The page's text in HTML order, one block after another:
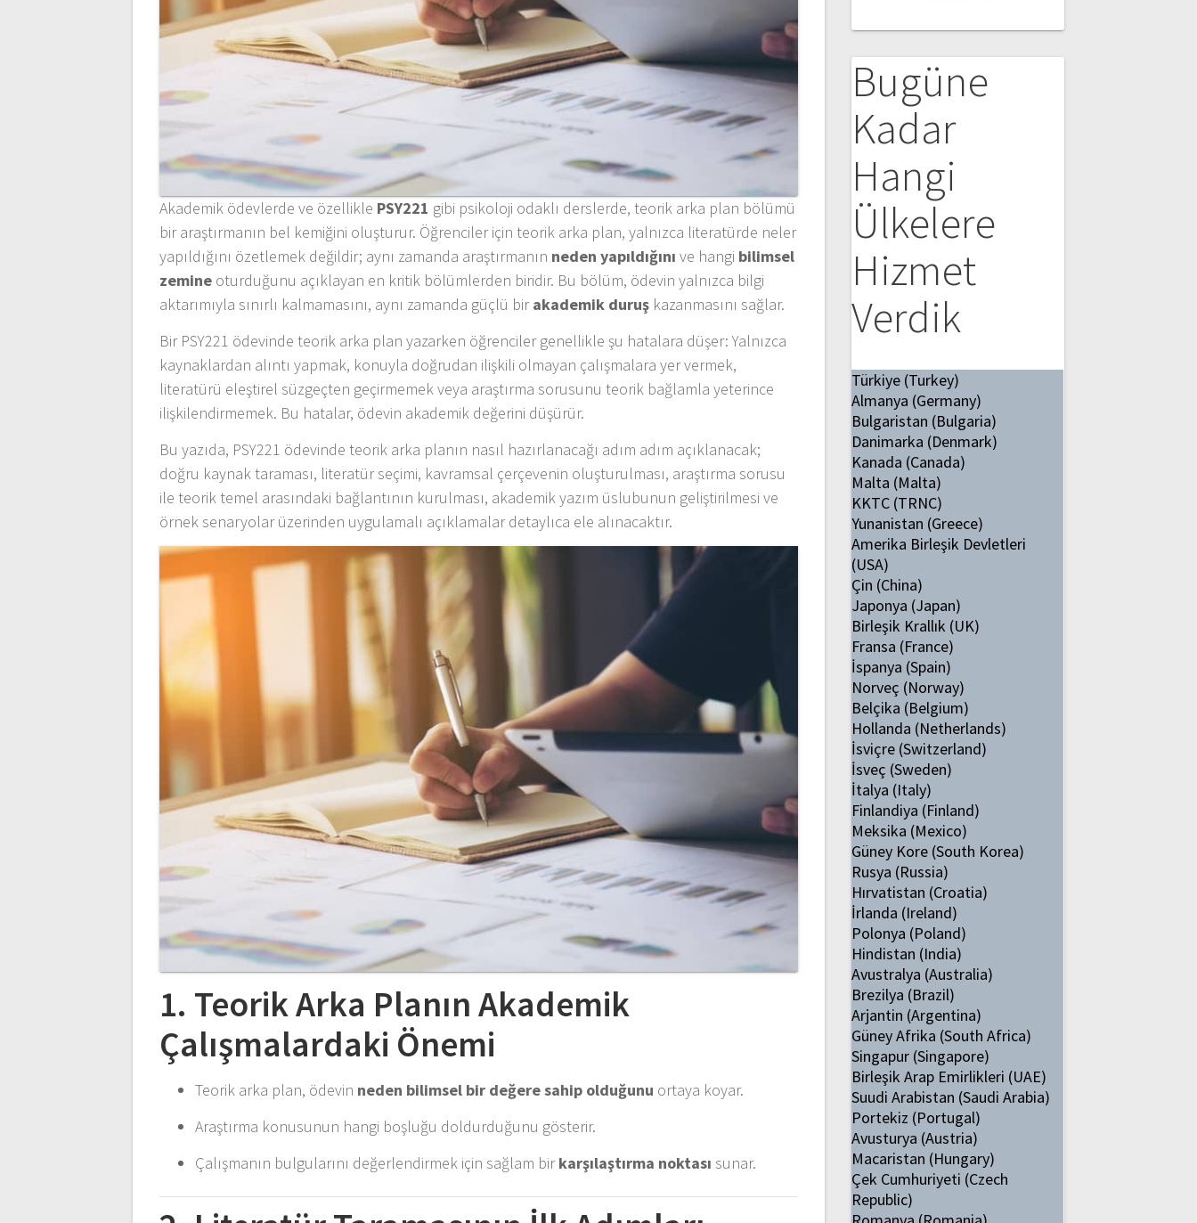
Akademik ödevlerde ve özellikle PSY221 gibi psikoloji odaklı derslerde, teorik arka plan bölümü
bir araştırmanın bel kemiğini oluşturur. Öğrenciler için teorik arka plan, yalnızca literatürde neler
yapıldığını özetlemek değildir; aynı zamanda araştırmanın neden yapıldığını ve hangi bilimsel
zemine oturduğunu açıklayan en kritik bölümlerden biridir. Bu bölüm, ödevin yalnızca bilgi
aktarımıyla sınırlı kalmamasını, aynı zamanda güçlü birakademik duruş kazanmasını sağlar.
Bir PSY221 ödevinde teorik arka plan yazarken öğrenciler genellikle şu hatalara düşer: Yalnızca
kaynaklardan alıntı yapmak, konuyla doğrudan ilişkili olmayan çalışmalara yer vermek,
literatürü eleştirel süzgeçten geçirmemek veya araştırma sorusunu teorik bağlamla yeterince
ilişkilendirmemek. Bu hatalar, ödevin akademik değerini düşürür.
Bu yazıda, PSY221 ödevinde teorik arka planın nasıl hazırlanacağı adım adım açıklanacak;
doğru kaynak taraması, literatür seçimi, kavramsal çerçevenin oluşturulması, araştırma sorusu
ile teorik temel arasındaki bağlantının kurulması, akademik yazım üslubunun geliştirilmesi ve
örnek senaryolar üzerinden uygulamalı açıklamalar detaylıca ele alınacaktır.
1. Teorik Arka Planın Akademik
Çalışmalardaki Önemi
Teorik arka plan, ödevin neden bilimsel bir değere sahip olduğunu ortaya koyar.
Araştırma konusunun hangi boşluğu doldurduğunu gösterir.
Çalışmanın bulgularını değerlendirmek için sağlam birkarşılaştırma noktası sunar.
Bugüne
Kadar
Hangi
Ülkelere
Hizmet
Verdik
Türkiye (Turkey)
Almanya (Germany)
Bulgaristan (Bulgaria)
Danimarka (Denmark)
Kanada (Canada)
Malta (Malta)
KKTC (TRNC)
Yunanistan (Greece)
Amerika Birleşik Devletleri
(USA)
Çin (China)
Japonya (Japan)
Birleşik Krallık (UK)
Fransa (France)
İspanya (Spain)
Norveç (Norway)
Belçika (Belgium)
Hollanda (Netherlands)
İsviçre (Switzerland)
İsveç (Sweden)
İtalya (Italy)
Finlandiya (Finland)
Meksika (Mexico)
Güney Kore (South Korea)
Rusya (Russia)
Hırvatistan (Croatia)
İrlanda (Ireland)
Polonya (Poland)
Hindistan (India)
Avustralya (Australia)
Brezilya (Brazil)
Arjantin (Argentina)
Güney Afrika (South Africa)
Singapur (Singapore)
Birleşik Arap Emirlikleri (UAE)
Suudi Arabistan (Saudi Arabia)
Portekiz (Portugal)
Avusturya (Austria)
Macaristan (Hungary)
Çek Cumhuriyeti (Czech
Republic)